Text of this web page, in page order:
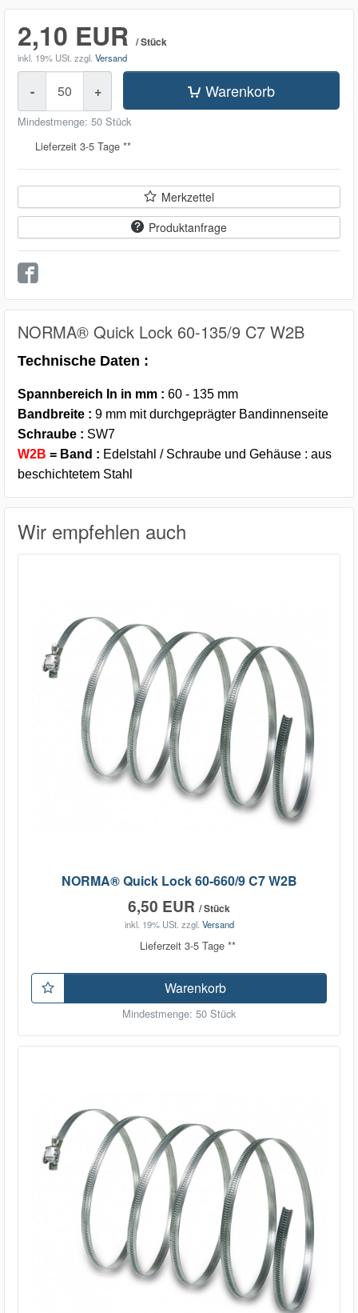
2,10 EUR / Stück
inkl. 19% USt. zzgl. Versand
- + Warenkorb
Mindestmenge: 50 Stück
Lieferzeit 3-5 Tage **
Merkzettel
Produktanfrage
NORMA® Quick Lock 60-135/9 C7 W2B
Technische Daten :
Spannbereich In in mm : 60 - 135 mm
Bandbreite : 9 mm mit durchgeprägter Bandinnenseite
Schraube : SW7
W2B = Band : Edelstahl / Schraube und Gehäuse : aus
beschichtetem Stahl
Wir empfehlen auch
NORMA® Quick Lock 60-660/9 C7 W2B
6,50 EUR / Stück
inkl. 19% USt. zzgl. Versand
Lieferzeit 3-5 Tage **
Warenkorb
Mindestmenge: 50 Stück